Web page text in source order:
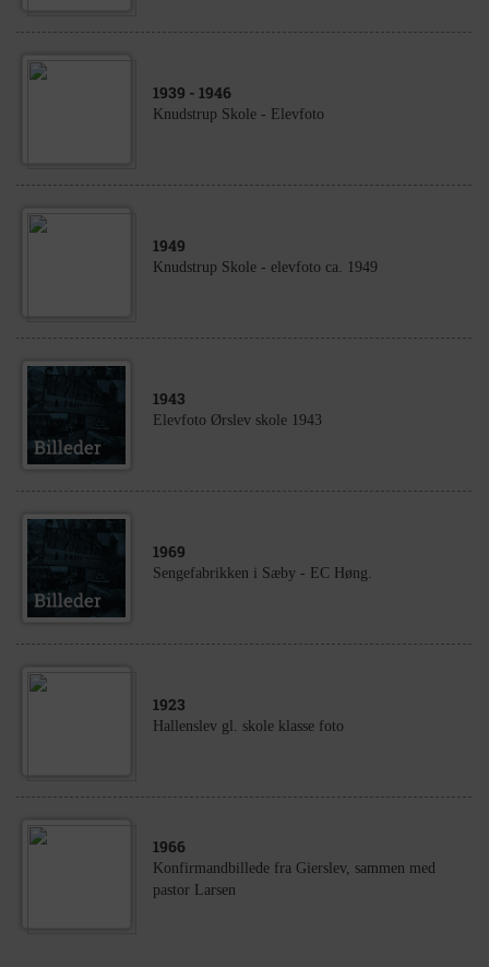
1939 - 1946
Knudstrup Skole - Elevfoto
1949
Knudstrup Skole - elevfoto ca. 1949
1943
Elevfoto Ørslev skole 1943
1969
Sengefabrikken i Sæby - EC Høng.
1923
Hallenslev gl. skole klasse foto
1966
Konfirmandbillede fra Gierslev, sammen med
pastor Larsen